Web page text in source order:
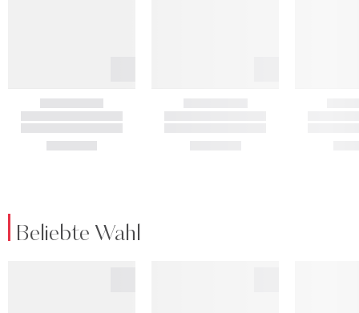
Beliebte Wahl